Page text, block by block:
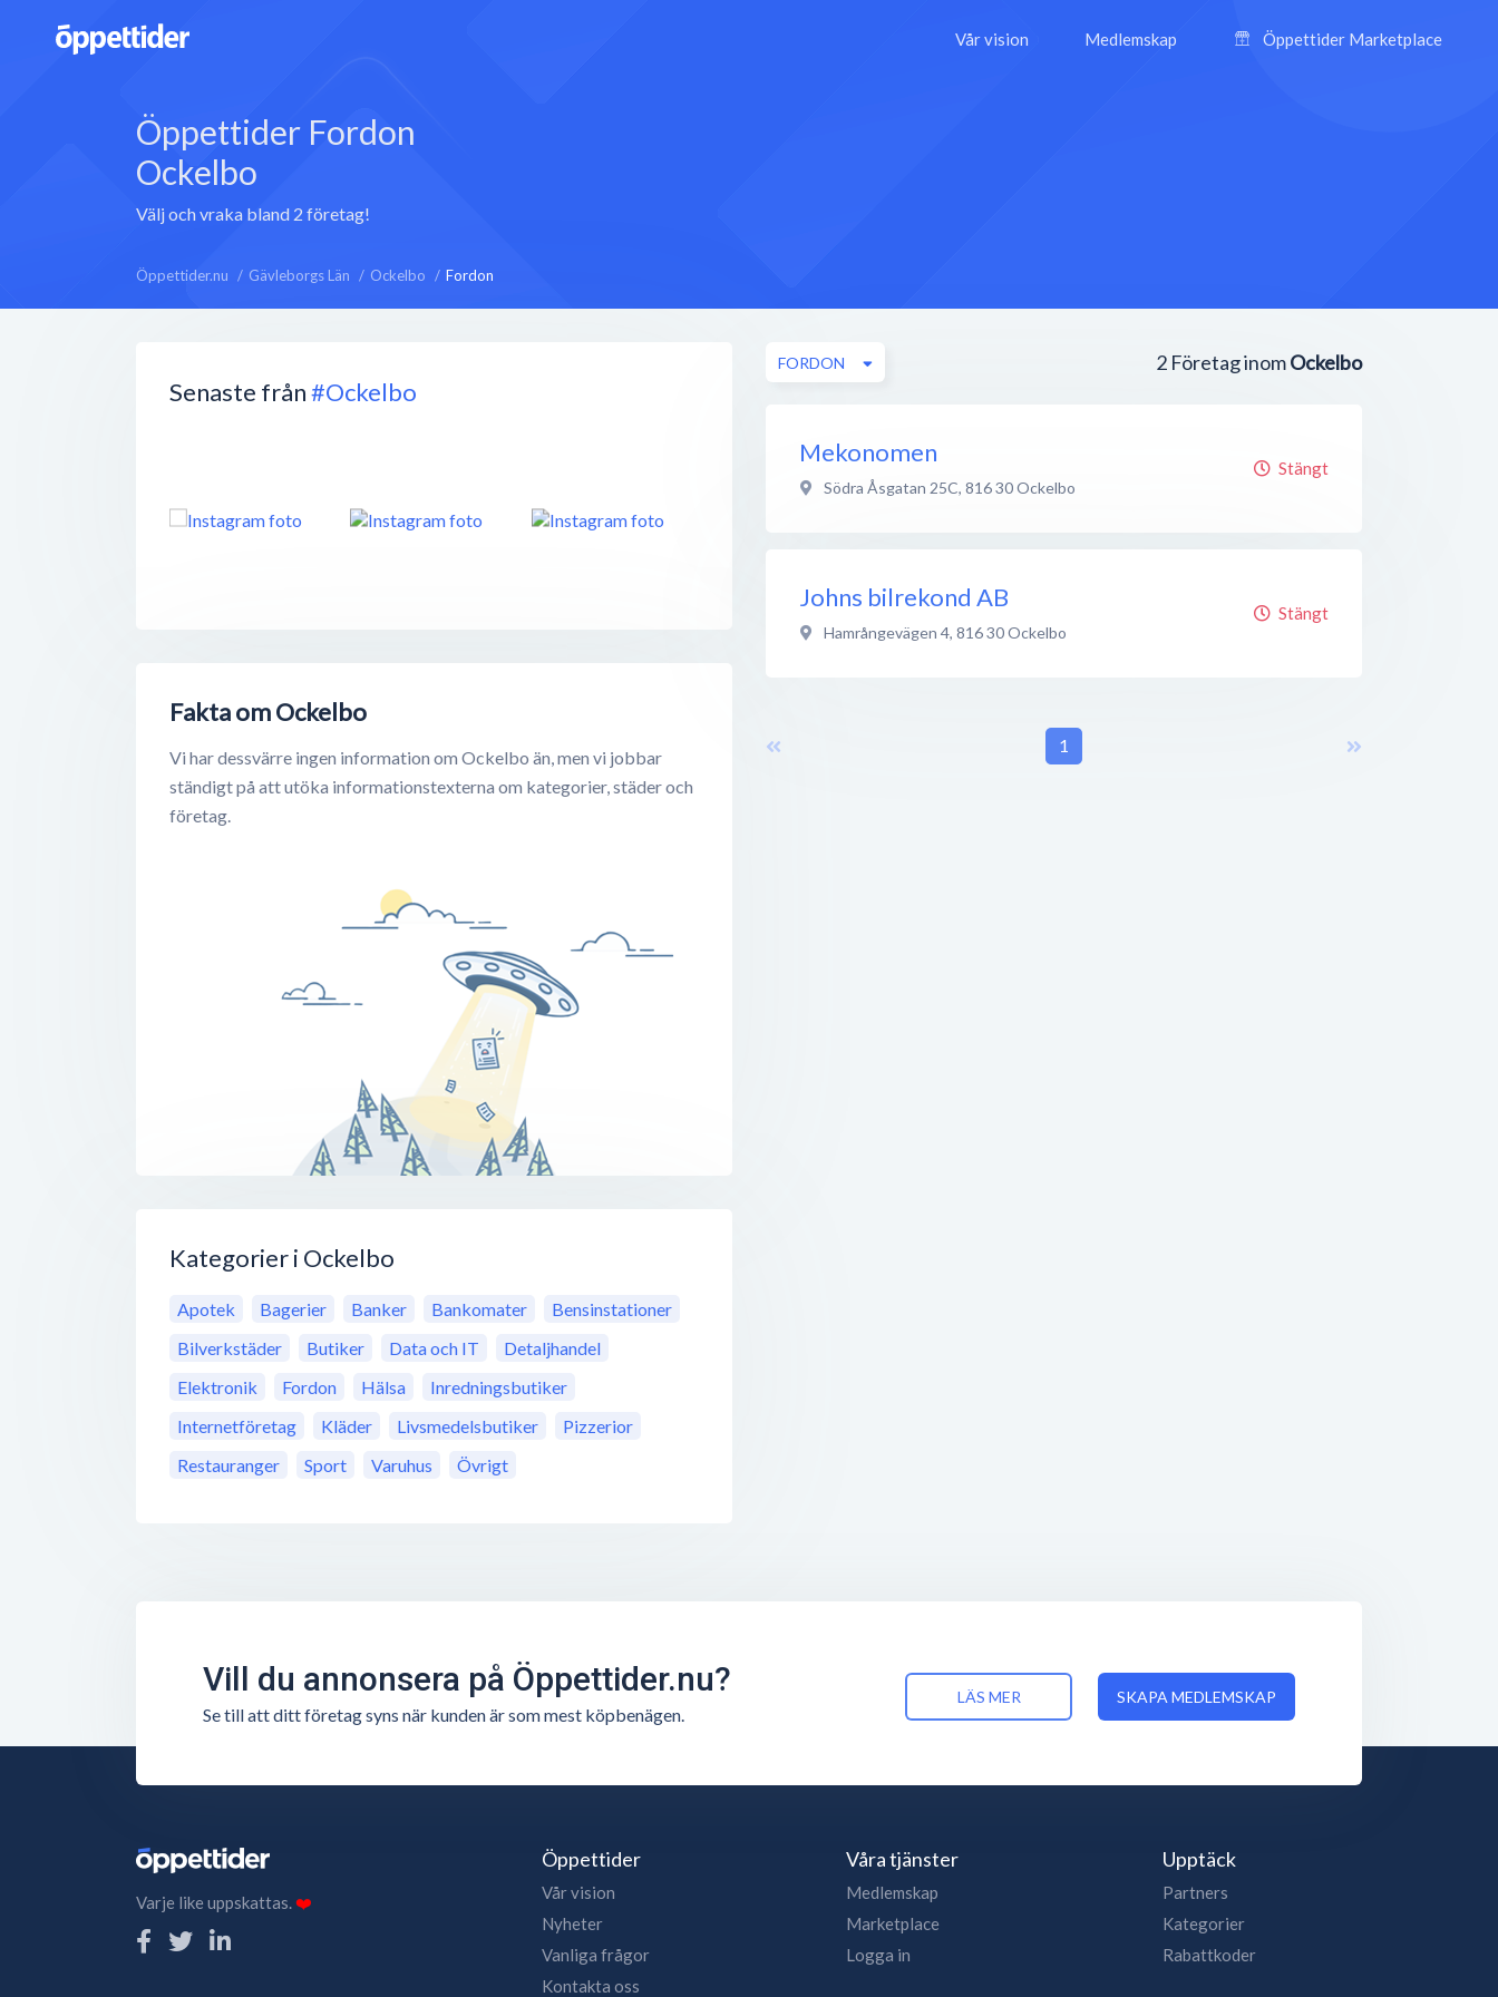
Vår vision Medlemskap Öppettider Marketplace
Öppettider Fordon
Ockelbo
Välj och vraka bland 2 företag!
Öppettider.nu Gävleborgs Län Ockelbo Fordon
Senaste från#Ockelbo
Fakta om Ockelbo
Vi har dessvärre ingen information om Ockelbo än, men vi jobbar
ständigt på att utöka informationstexterna om kategorier, städer och
företag.
Kategorier i Ockelbo
Apotek Bagerier Banker Bankomater
Bensinstationer
Bilverkstäder
Butiker Data och IT
Detaljhandel
Elektronik
Fordon Hälsa
Inredningsbutiker
Internetföretag
Kläder Livsmedelsbutiker
Pizzerior
Restauranger
Sport Varuhus Övrigt
2 Företag inomOckelbo
FORDON
Mekonomen
Södra Åsgatan 25C, 816 30Ockelbo
Stängt
Johns bilrekond AB
Hamrångevägen 4, 816 30Ockelbo
Stängt
1
Vill du annonsera på Öppettider.nu?
Se till att ditt företag syns när kunden är som mest köpbenägen.
LÄS MER SKAPA MEDLEMSKAP
Varje like uppskattas.❤️
Öppettider
Vår vision
Nyheter
Vanliga frågor
Kontakta oss
Våra tjänster
Medlemskap
Marketplace
Logga in
Upptäck
Partners
Kategorier
Rabattkoder